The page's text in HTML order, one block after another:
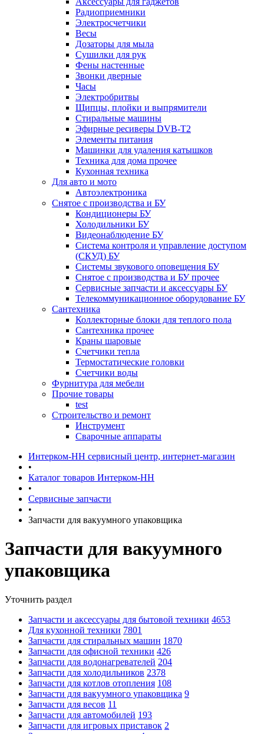
Радиоприемники
Электросчетчики
Весы
Дозаторы для мыла
Сушилки для рук
Фены настенные
Звонки дверные
Часы
Электробритвы
Щипцы, плойки и выпрямители
Стиральные машины
Эфирные ресиверы DVB-T2
Элементы питания
Машинки для удаления катышков
Техника для дома прочее
Кухонная техника
Для авто и мото
Автоэлектроника
Снятое с производства и БУ
Кондиционеры БУ
Холодильники БУ
Видеонаблюдение БУ
Система контроля и управление доступом
(СКУД) БУ
Системы звукового оповещения БУ
Снятое с производства и БУ прочее
Сервисные запчасти и аксессуары БУ
Телекоммуникационное оборудование БУ
Сантехника
Коллекторные блоки для теплого пола
Сантехника прочее
Краны шаровые
Счетчики тепла
Термоcтатические головки
Счетчики воды
Фурнитура для мебели
Прочие товары
test
Строительство и ремонт
Инструмент
Сварочные аппараты
Интерком-НН сервисный центр, интернет-магазин
•
Каталог товаров Интерком-НН
•
Сервисные запчасти
•
Запчасти для вакуумного упаковщика
Запчасти для вакуумного
упаковщика
Уточнить раздел
Запчасти и аксессуары для бытовой техники 4653
Для кухонной техники 7801
Запчасти для стиральных машин 1870
Запчасти для офисной техники 426
Запчасти для водонагревателей 204
Запчасти для холодильников 2378
Запчасти для котлов отопления 108
Запчасти для вакуумного упаковщика 9
Запчасти для весов 11
Запчасти для автомобилей 193
Запчасти для игровых приставок 2